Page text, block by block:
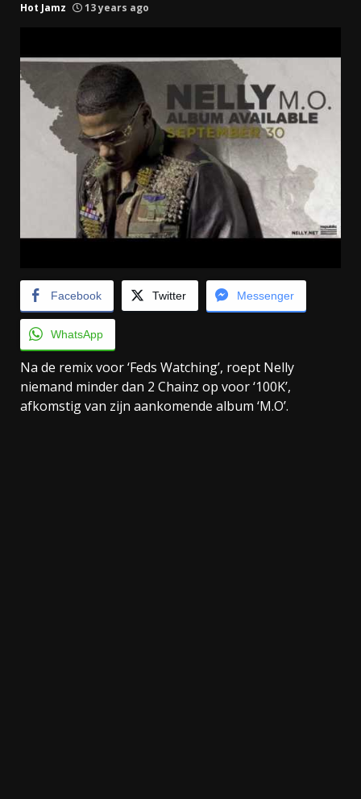
Hot Jamz 13 years ago
Facebook Twitter Messenger
WhatsApp
Na de remix voor ‘Feds Watching’, roept Nelly
niemand minder dan 2 Chainz op voor ‘100K’,
afkomstig van zijn aankomende album ‘M.O’.